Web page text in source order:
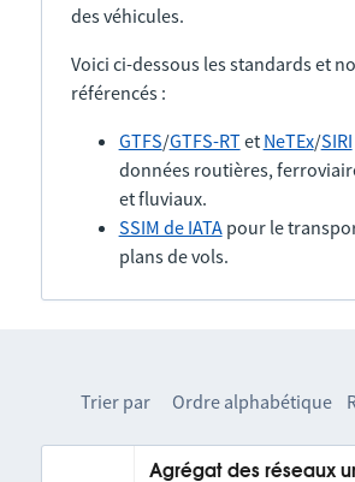
des véhicules.
Voici ci-dessous les standards et
référencés :
GTFS/GTFS-RTet NeTEx/SIRI
données routières,
et fluviaux.
SSIM de IATApour le
plans de vols.
Trier par Ordre alphabétique
Agrégat des réseaux